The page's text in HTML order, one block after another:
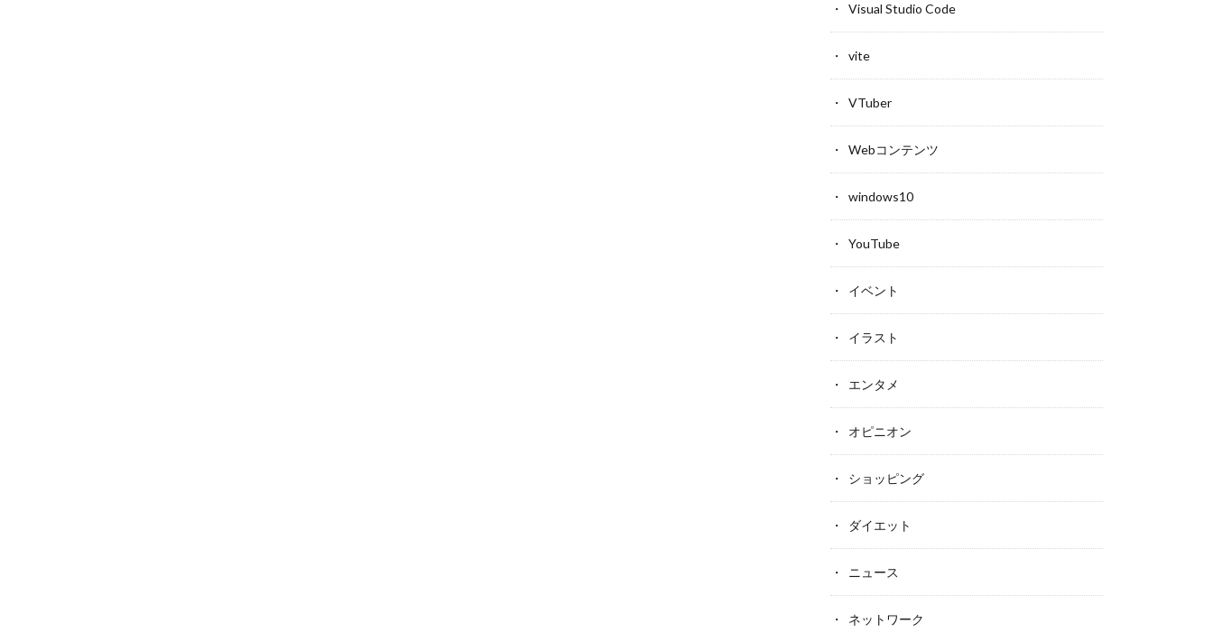
Visual Studio Code
vite
VTuber
Webコンテンツ
windows10
YouTube
イベント
イラスト
エンタメ
オピニオン
ショッピング
ダイエット
ニュース
ネットワーク